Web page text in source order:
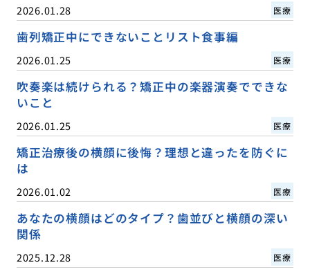
2026.01.28 医療
歯列矯正中にできないことリスト食事編
2026.01.25 医療
吹奏楽は続けられる？矯正中の楽器演奏でできな
いこと
2026.01.25 医療
矯正治療後の横顔に後悔？理想と違ったを防ぐに
は
2026.01.02 医療
あなたの横顔はどのタイプ？歯並びと横顔の深い
関係
2025.12.28 医療